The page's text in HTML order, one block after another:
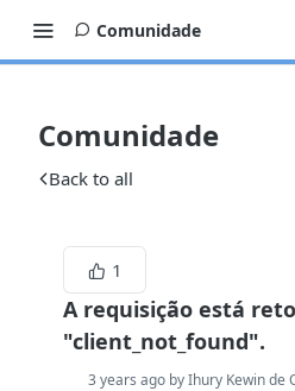
Comunidade
Comunidade
Back to all
1
A requisição está
"client_not_found".
3 years ago by Ihury Kewin de